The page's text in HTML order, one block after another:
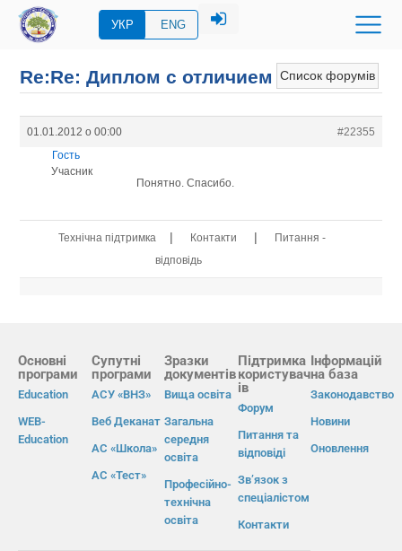
УКР ENG
Список форумів
Re:Re: Диплом с отличием
01.01.2012 о 00:00
#22355
Гость
Учасник
Понятно. Спасибо.
Технічна підтримка | Контакти |
Питання -
відповідь
Основні
програми
Education
WEB-
Education
Супутні
програми
АСУ «ВНЗ»
Веб Деканат
АС «Школа»
АС «Тест»
Зразки
документів
Вища освіта
Загальна
середня
освіта
Професійно-
технічна
освіта
Підтримка
користувач
ів
Форум
Питання та
відповіді
Зв’язок з
спеціалістом
Контакти
Інформацій
на база
Законодавство
Новини
Оновлення